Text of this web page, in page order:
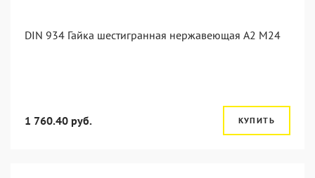
DIN 934 Гайка шестигранная нержавеющая А2 М24
1 760.40 руб. КУПИТЬ